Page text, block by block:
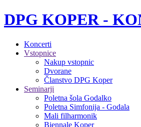
DPG KOPER -
Koncerti
Vstopnice
Nakup vstopnic
Dvorane
Članstvo DPG Koper
Seminarji
Poletna šola Godalko
Poletna Simfonija - Godala
Mali filharmonik
Biennale Koper